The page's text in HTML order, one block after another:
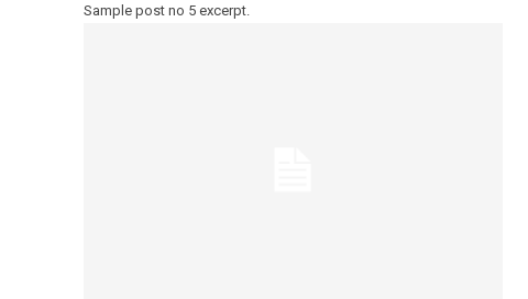
Sample post no 5 excerpt.